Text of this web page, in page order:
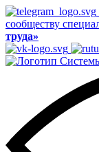
сообществу
труда»